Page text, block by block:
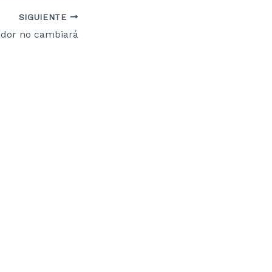
SIGUIENTE
no cambiará